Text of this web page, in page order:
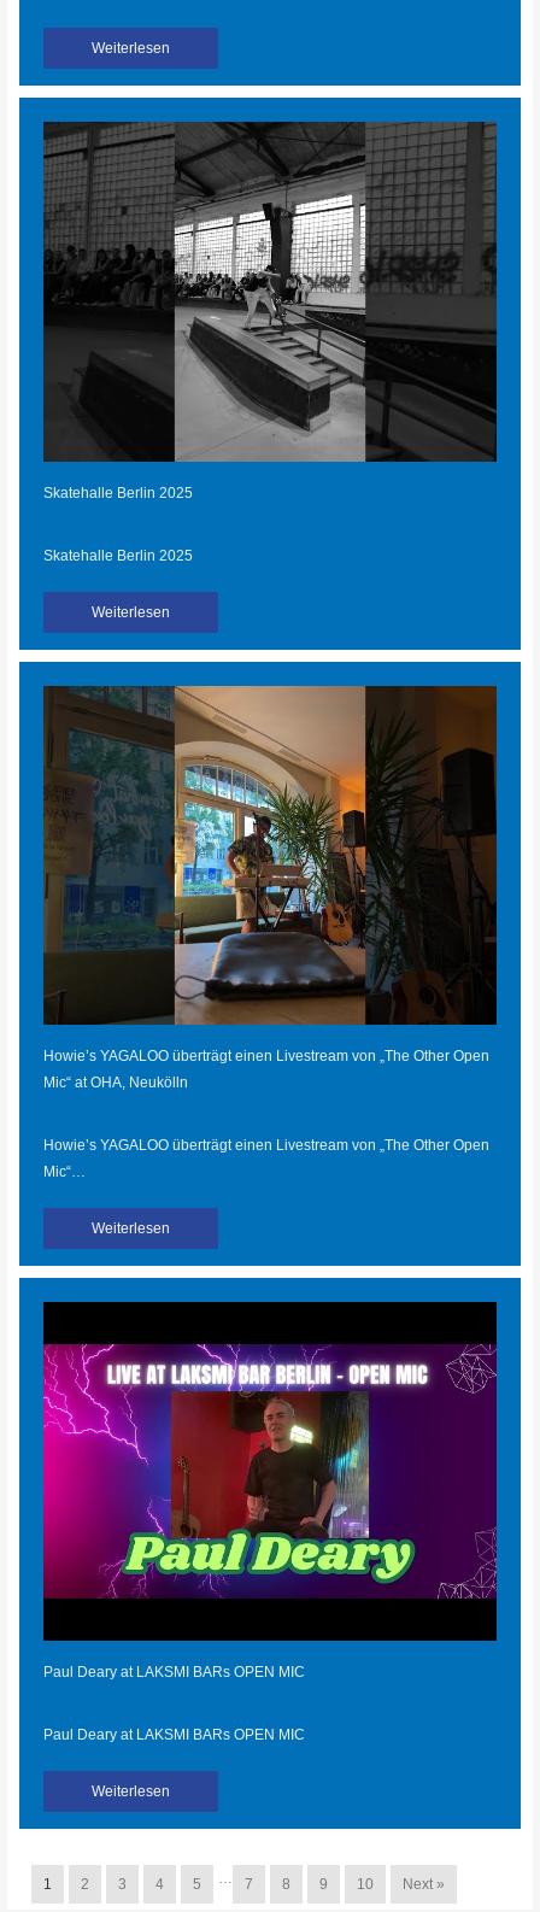
Weiterlesen
Skatehalle Berlin 2025
Skatehalle Berlin 2025
Weiterlesen
Howie’s YAGALOO überträgt einen Livestream von „The Other Open
Mic“ at OHA, Neukölln
Howie’s YAGALOO überträgt einen Livestream von „The Other Open
Mic“…
Weiterlesen
Paul Deary at LAKSMI BARs OPEN MIC
Paul Deary at LAKSMI BARs OPEN MIC
Weiterlesen
1 2 3 4 5 … 7 8 9 10 Next »